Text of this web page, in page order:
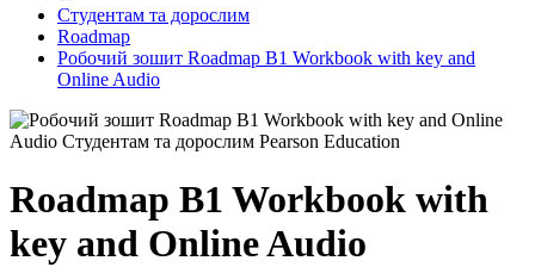
Студентам та дорослим
Roadmap
Робочий зошит Roadmap B1 Workbook with key and
Online Audio
Roadmap B1 Workbook with
key and Online Audio